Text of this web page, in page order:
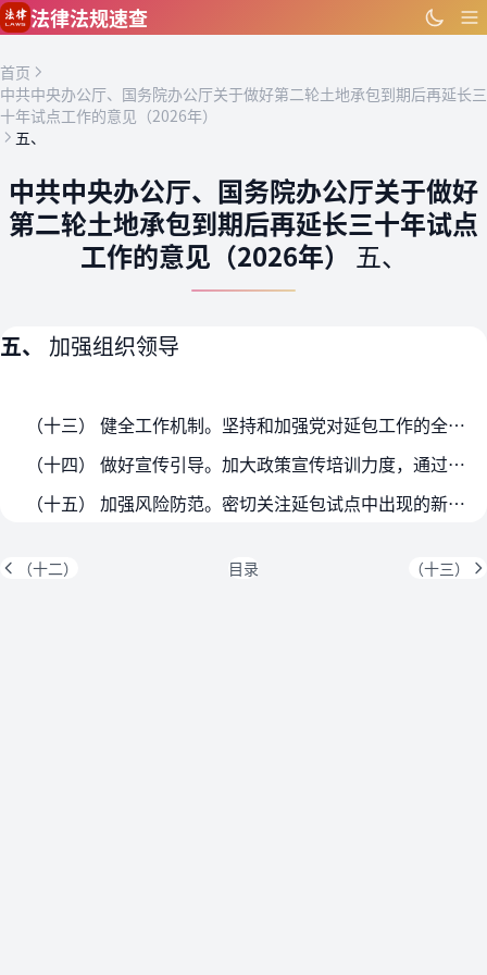
跳到主要内容
法律法规速查
首页
中共中央办公厅、国务院办公厅关于做好第二轮土地承包到期后再延长三
十年试点工作的意见（2026年）
五、
中共中央办公厅、国务院办公厅关于做好
第二轮土地承包到期后再延长三十年试点
工作的意见（2026年） 五、
五、 加强组织领导
（十三） 健全工作机制。坚持和加强党对延包工作的全面领导，由中央统筹、省负总责、市县乡抓落实，省市县乡逐级成立工作专班，切实解决突出问题，坚决落实工作责任。在党中央集中统…
（十四） 做好宣传引导。加大政策宣传培训力度，通过政府网站、新闻发布会以及报刊、广播、电视、新媒体等渠道，采取群众喜闻乐见的方式，使广大干部群众全面准确了解延包政策，营造…
（十五） 加强风险防范。密切关注延包试点中出现的新情况新问题，及时报告工作中遇到的困难和问题。出台政策前要做好社会稳定风险评估。健全多元化纠纷解决机制，加强农村土地承包经…
（十二） 目录 （十三）